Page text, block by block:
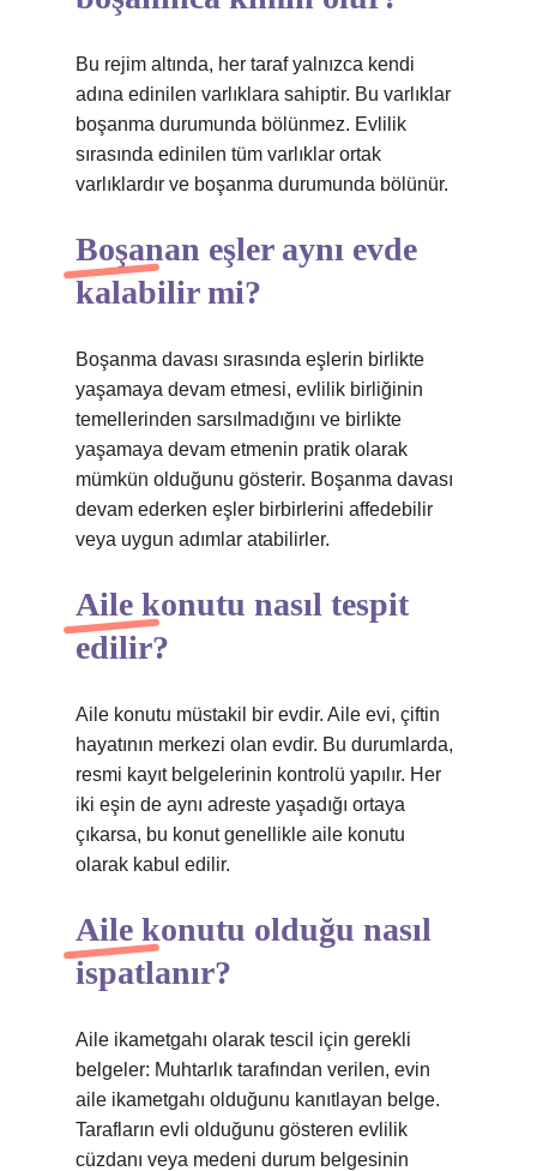
Bu rejim altında, her taraf yalnızca kendi
adına edinilen varlıklara sahiptir. Bu varlıklar
boşanma durumunda bölünmez. Evlilik
sırasında edinilen tüm varlıklar ortak
varlıklardır ve boşanma durumunda bölünür.
Boşanan eşler aynı evde
kalabilir mi?
Boşanma davası sırasında eşlerin birlikte
yaşamaya devam etmesi, evlilik birliğinin
temellerinden sarsılmadığını ve birlikte
yaşamaya devam etmenin pratik olarak
mümkün olduğunu gösterir. Boşanma davası
devam ederken eşler birbirlerini affedebilir
veya uygun adımlar atabilirler.
Aile konutu nasıl tespit
edilir?
Aile konutu müstakil bir evdir. Aile evi, çiftin
hayatının merkezi olan evdir. Bu durumlarda,
resmi kayıt belgelerinin kontrolü yapılır. Her
iki eşin de aynı adreste yaşadığı ortaya
çıkarsa, bu konut genellikle aile konutu
olarak kabul edilir.
Aile konutu olduğu nasıl
ispatlanır?
Aile ikametgahı olarak tescil için gerekli
belgeler: Muhtarlık tarafından verilen, evin
aile ikametgahı olduğunu kanıtlayan belge.
Tarafların evli olduğunu gösteren evlilik
cüzdanı veya medeni durum belgesinin